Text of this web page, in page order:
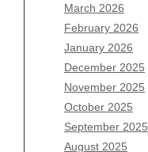
March 2026
February 2026
January 2026
December 2025
November 2025
October 2025
September 2025
August 2025
Archives
August 2026
July 2026
June 2026